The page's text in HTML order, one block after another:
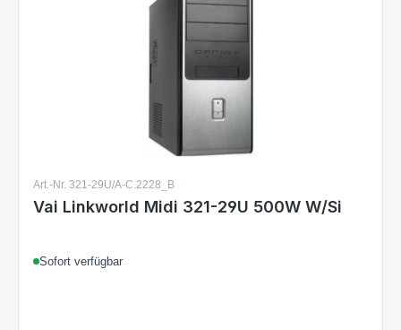
Art.-Nr. 321-29U/A-C.2228_B
Vai Linkworld Midi 321-29U 500W W/Si
Sofort verfügbar